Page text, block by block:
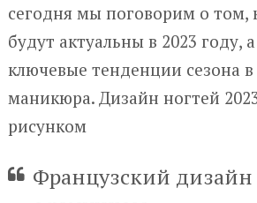
сегодня мы поговорим о том,
будут актуальны в 2023 году,
ключевые тенденции сезона
маникюра. Дизайн ногтей
рисунком
Французский дизайн